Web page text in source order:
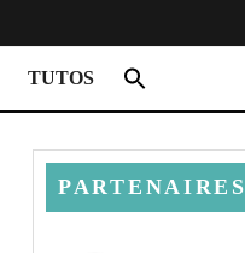
TUTOS
PARTENAIRES